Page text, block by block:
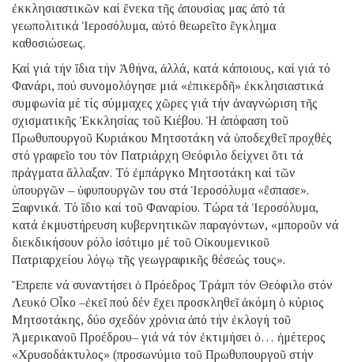
ἐκκλησιαστικῶν καί ἕνεκα τῆς ἀπουσίας μας ἀπό τά
γεωπολιτικά Ἱεροσόλυμα, αὐτό θεωρεῖτο ἔγκλημα
καθοσιώσεως.
Καί γιά τήν ἴδια τήν Ἀθήνα, ἀλλά, κατά κάποιους, καί γιά τό
Φανάρι, πού συνομολόγησε μιά «ἐπικερδῆ» ἐκκλησιαστικά
συμφωνία μέ τίς σύμμαχες χῶρες γιά τήν ἀναγνώριση τῆς
σχισματικῆς Ἐκκλησίας τοῦ Κιέβου. Ἡ ἀπόφαση τοῦ
Πρωθυπουργοῦ Κυριάκου Μητσοτάκη νά ὑποδεχθεῖ προχθές
στό γραφεῖο του τόν Πατριάρχη Θεόφιλο δείχνει ὅτι τά
πράγματα ἄλλαξαν. Τό ἐμπάργκο Μητσοτάκη καί τῶν
ὑπουργῶν – ὑφυπουργῶν του στά Ἱεροσόλυμα «ἔσπασε».
Ξαφνικά. Τό ἴδιο καί τοῦ Φαναρίου. Τώρα τά Ἱεροσόλυμα,
κατά ἐκμυστήρευση κυβερνητικῶν παραγόντων, «μποροῦν νά
διεκδικήσουν ρόλο ἰσότιμο μέ τοῦ Οἰκουμενικοῦ
Πατριαρχείου λόγῳ τῆς γεωγραφικῆς θέσεώς τους».
Ἔπρεπε νά συναντήσει ὁ Πρόεδρος Τράμπ τόν Θεόφιλο στόν
Λευκό Οἶκο –ἐκεῖ πού δέν ἔχει προσκληθεῖ ἀκόμη ὁ κύριος
Μητσοτάκης, δύο σχεδόν χρόνια ἀπό τήν ἐκλογή τοῦ
Ἀμερικανοῦ Προέδρου– γιά νά τόν ἐκτιμήσει ὁ… ἡμέτερος
«Χρυσοδάκτυλος» (προσωνύμιο τοῦ Πρωθυπουργοῦ στήν